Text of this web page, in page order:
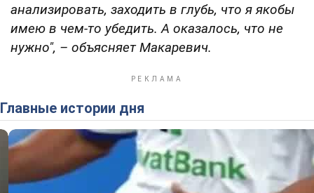
анализировать, заходить в глубь, что я якобы
имею в чем-то убедить. А оказалось, что не
нужно", – объясняет Макаревич.
Главные истории дня